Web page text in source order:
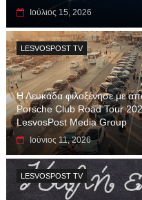
Ιούλιος 15, 2026
LESVOSPOST TV
Η Λευκάδα φιλοξένησε με
Porsche Club Road Tour
LesvosPost Media Group
Ιούνιος 11, 2026
LESVOSPOST TV